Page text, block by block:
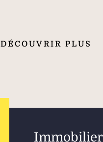
DÉCOUVRIR PLUS
Immobilier